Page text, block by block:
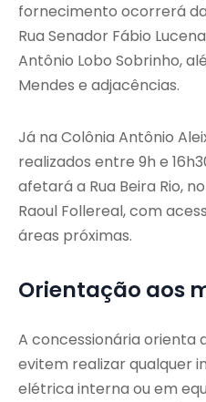
fornecimento ocorrerá
Rua Senador Fábio
Antônio Lobo Sobrinho,
Mendes e adjacências.
Já na Colônia Antônio
realizados entre 9h e
afetará a Rua Beira Rio,
Raoul Follereal, com
áreas próximas.
Orientação aos
A concessionária orienta
evitem realizar qualquer
elétrica interna ou em